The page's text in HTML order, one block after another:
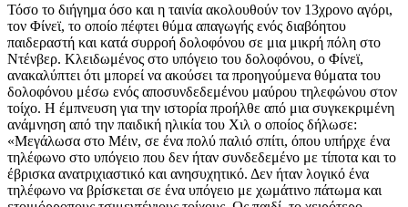
Τόσο το διήγημα όσο και η ταινία ακολουθούν τον 13χρονο αγόρι,
τον Φίνεϊ, το οποίο πέφτει θύμα απαγωγής ενός διαβόητου
παιδεραστή και κατά συρροή δολοφόνου σε μια μικρή πόλη στο
Ντένβερ. Κλειδωμένος στο υπόγειο του δολοφόνου, ο Φίνεϊ,
ανακαλύπτει ότι μπορεί να ακούσει τα προηγούμενα θύματα του
δολοφόνου μέσω ενός αποσυνδεδεμένου μαύρου τηλεφώνου στον
τοίχο. Η έμπνευση για την ιστορία προήλθε από μια συγκεκριμένη
ανάμνηση από την παιδική ηλικία του Χιλ ο οποίος δήλωσε:
«Μεγάλωσα στο Μέιν, σε ένα πολύ παλιό σπίτι, όπου υπήρχε ένα
τηλέφωνο στο υπόγειο που δεν ήταν συνδεδεμένο με τίποτα και το
έβρισκα ανατριχιαστικό και ανησυχητικό. Δεν ήταν λογικό ένα
τηλέφωνο να βρίσκεται σε ένα υπόγειο με χωμάτινο πάτωμα και